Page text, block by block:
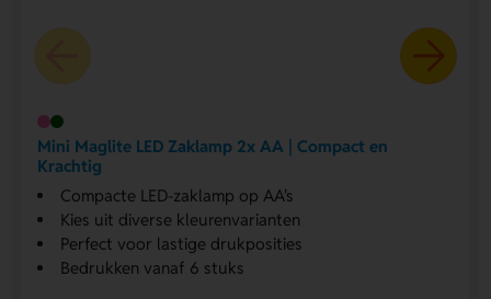
Mini Maglite LED Zaklamp 2x AA | Compact en
Krachtig
Compacte LED-zaklamp op AA's
Kies uit diverse kleurenvarianten
Perfect voor lastige drukposities
Bedrukken vanaf 6 stuks